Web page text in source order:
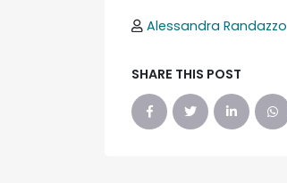
Alessandra Randazzo
SHARE THIS POST